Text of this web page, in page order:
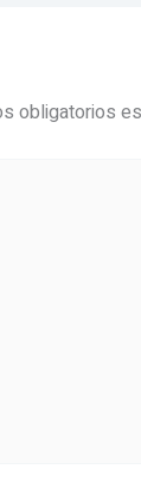
obligatorios